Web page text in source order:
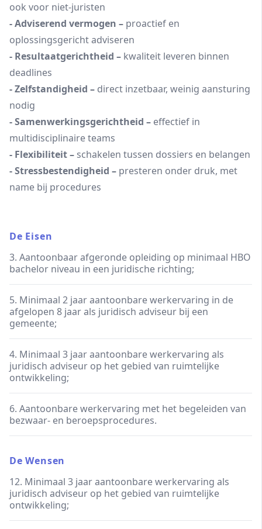
ook voor niet‑juristen
- Adviserend vermogen – proactief en
oplossingsgericht adviseren
- Resultaatgerichtheid – kwaliteit leveren binnen
deadlines
- Zelfstandigheid – direct inzetbaar, weinig aansturing
nodig
- Samenwerkingsgerichtheid – effectief in
multidisciplinaire teams
- Flexibiliteit – schakelen tussen dossiers en belangen
- Stressbestendigheid – presteren onder druk, met
name bij procedures
De Eisen
3. Aantoonbaar afgeronde opleiding op minimaal HBO
bachelor niveau in een juridische richting;
5. Minimaal 2 jaar aantoonbare werkervaring in de
afgelopen 8 jaar als juridisch adviseur bij een
gemeente;
4. Minimaal 3 jaar aantoonbare werkervaring als
juridisch adviseur op het gebied van ruimtelijke
ontwikkeling;
6. Aantoonbare werkervaring met het begeleiden van
bezwaar- en beroepsprocedures.
De Wensen
12. Minimaal 3 jaar aantoonbare werkervaring als
juridisch adviseur op het gebied van ruimtelijke
ontwikkeling;